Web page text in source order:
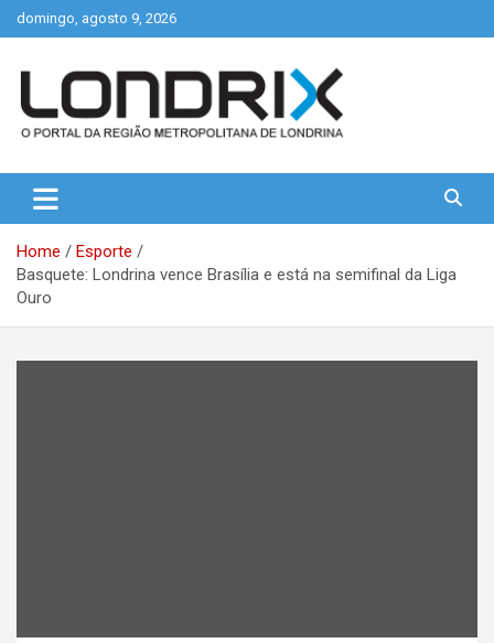
Skip
to
domingo, agosto 9, 2026
Londrix
Home
Esporte
Basquete: Londrina vence Brasília e está na semifinal da Liga
Ouro